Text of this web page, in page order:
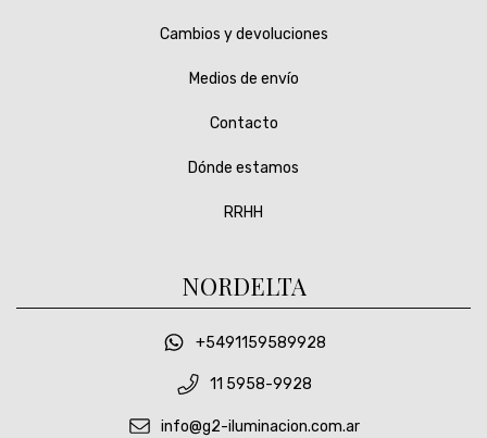
Cambios y devoluciones
Medios de envío
Contacto
Dónde estamos
RRHH
NORDELTA
+5491159589928
11 5958-9928
info@g2-iluminacion.com.ar